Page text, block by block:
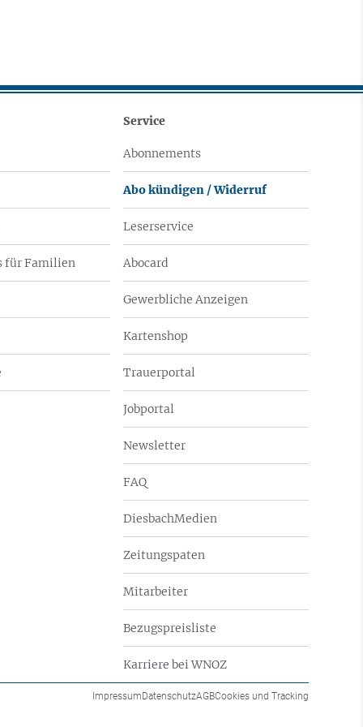
für Familien
Service
Abonnements
Abo kündigen / Widerruf
Leserservice
Abocard
Gewerbliche Anzeigen
Kartenshop
Trauerportal
Jobportal
Newsletter
FAQ
DiesbachMedien
Zeitungspaten
Mitarbeiter
Bezugspreisliste
Karriere bei WNOZ
ImpressumDatenschutzAGBCookies und Tracking